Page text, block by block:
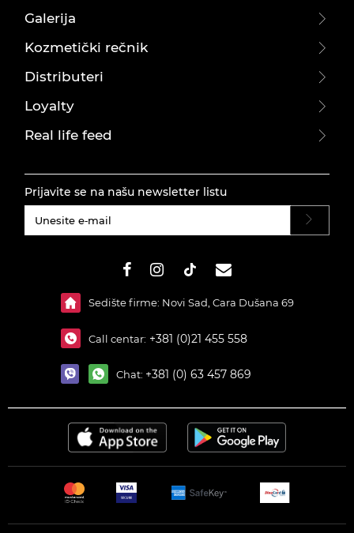
Galerija
Kozmetički rečnik
Distributeri
Loyalty
Real life feed
Prijavite se na našu newsletter listu
Sedište firme: Novi Sad, Cara Dušana 69
Call centar: +381 (0)21 455 558
Chat: +381 (0) 63 457 869